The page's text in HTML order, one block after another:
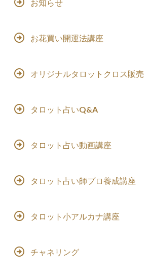
お知らせ
お花買い開運法講座
オリジナルタロットクロス販売
タロット占いQ&A
タロット占い動画講座
タロット占い師プロ養成講座
タロット小アルカナ講座
チャネリング